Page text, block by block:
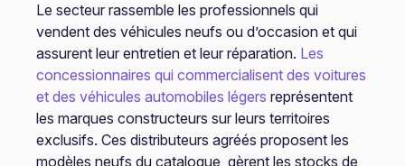
Le secteur rassemble les professionnels qui
vendent des véhicules neufs ou d’occasion et qui
assurent leur entretien et leur réparation. Les
concessionnaires qui commercialisent des voitures
et des véhicules automobiles légers représentent
les marques constructeurs sur leurs territoires
exclusifs. Ces distributeurs agréés proposent les
modèles neufs du catalogue, gèrent les stocks de